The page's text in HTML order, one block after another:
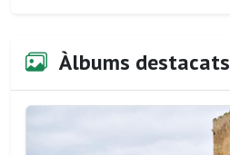
Àlbums destacats